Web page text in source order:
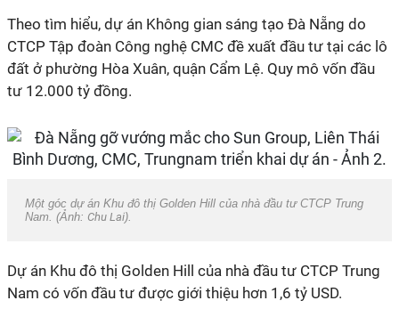
Theo tìm hiểu, dự án Không gian sáng tạo Đà Nẵng do
CTCP Tập đoàn Công nghệ CMC đề xuất đầu tư tại các lô
đất ở phường Hòa Xuân, quận Cẩm Lệ. Quy mô vốn đầu
tư 12.000 tỷ đồng.
Một góc dự án Khu đô thị Golden Hill của nhà đầu tư CTCP Trung
Nam. (Ảnh: Chu Lai).
Dự án Khu đô thị Golden Hill của nhà đầu tư CTCP Trung
Nam có vốn đầu tư được giới thiệu hơn 1,6 tỷ USD.